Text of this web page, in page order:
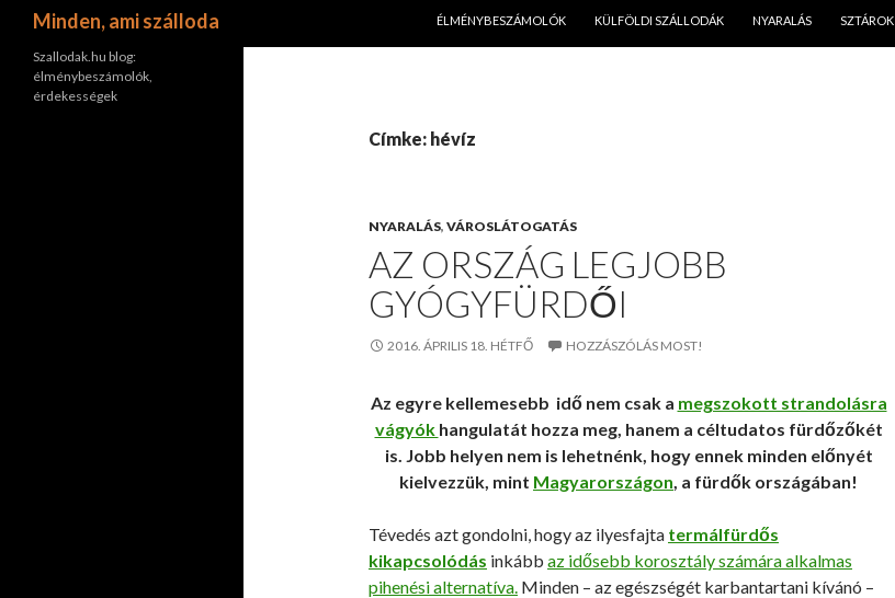
Minden, ami szálloda
ÉLMÉNYBESZÁMOLÓK
KÜLFÖLDI SZÁLLODÁK NYARALÁS SZTÁROK
Címke: hévíz
NYARALÁS, VÁROSLÁTOGATÁS
AZ ORSZÁG LEGJOBB
GYÓGYFÜRDŐI
2016. ÁPRILIS 18. HÉTFŐ HOZZÁSZÓLÁS MOST!
Az egyre kellemesebb idő nem csak a megszokott strandolásra
vágyók hangulatát hozza meg, hanem a céltudatos fürdőzőkét
is. Jobb helyen nem is lehetnénk, hogy ennek minden előnyét
kielvezzük, mint Magyarországon, a fürdők országában!
Tévedés azt gondolni, hogy az ilyesfajta termálfürdős
kikapcsolódás inkább az idősebb korosztály számára alkalmas
pihenési alternatíva. Minden – az egészségét karbantartani kívánó –
Szallodak.hu blog:
élménybeszámolók,
érdekességek